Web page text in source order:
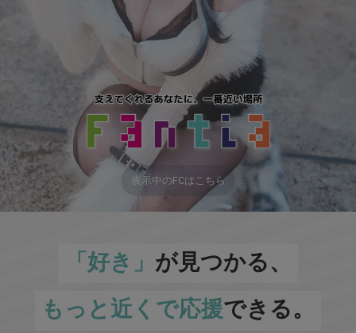
表示中のFCはこちら
「好き」 が見つかる、
もっと近くで応援できる。